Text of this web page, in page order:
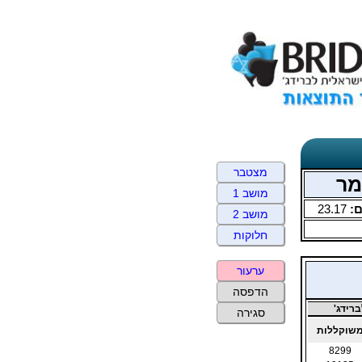
23.17
משוקללות
8299
מצטבר
מושב 1
מושב 2
חלוקות
ערעור
הדפסה
סגירה